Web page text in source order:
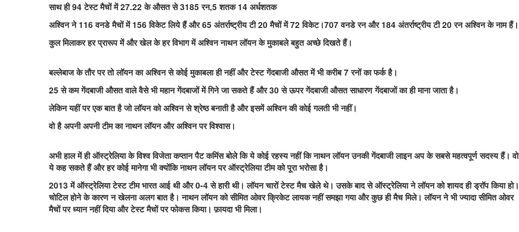
साथ ही 94 टेस्ट मैचों में 27.22 के औसत से 3185 रन,5 शतक 14 अर्धशतक
अश्विन ने 116 वनडे मैचों में 156 विकेट लिये हैं और 65 अंतर्राष्ट्रीय टी 20 मैचों में 72 विकेट।707 वनडे रन और 184 अंतर्राष्ट्रीय टी 20 रन अश्विन के नाम हैं।
कुल मिलाकर हर प्रारूप में और खेल के हर विभाग में अश्विन नाथन लॉयन के मुकाबले बहुत अच्छे दिखते हैं।
बल्लेबाज के तौर पर तो लॉयन का अश्विन से कोई मुकाबला ही नहीं और टेस्ट गेंदबाजी औसत में भी करीब 7 रनों का फर्क है।
25 से कम गेंदबाजी औसत वाले वैसे भी महान गेंदबाजों में गिने जा सकते हैं और 30 से ऊपर गेंदबाजी औसत साधारण गेंदबाजों का ही माना जाता है।
लेकिन यहीं पर एक बात है जो लॉयन को अश्विन से श्रेष्ठ बनाती है और इसमें अश्विन की कोई गलती भी नहीं।
वो है अपनी अपनी टीम का नाथन लॉयन और अश्विन पर विश्वास।
अभी हाल में ही ऑस्ट्रेलिया के विश्व विजेता कप्तान पैट कमिंस बोले कि ये कोई रहस्य नहीं कि नाथन लॉयन उनकी गेंदबाजी लाइन अप के सबसे महत्वपूर्ण सदस्य हैं। वो
ये कह सकते हैं और हर कोई मानेगा भी क्योंकि नाथन लॉयन पर ऑस्ट्रेलिया टीम को पूरा भरोसा है।
2013 में ऑस्ट्रेलिया टेस्ट टीम भारत आई थी और 0-4 से हारी थी। लॉयन चारों टेस्ट मैच खेले थे। उसके बाद से ऑस्ट्रेलिया ने लॉयन को शायद ही ड्रॉप किया हो।
चोटिल होने के कारण न खेलना अलग बात है। नाथन लॉयन को सीमित ओवर क्रिकेट लायक नहीं समझा गया और कुछ ही मैच मिले। लॉयन ने भी ज्यादा सीमित ओवर
मैचों पर ध्यान नहीं दिया और टेस्ट मैचों पर फोकस किया। फ़ायदा भी मिला।